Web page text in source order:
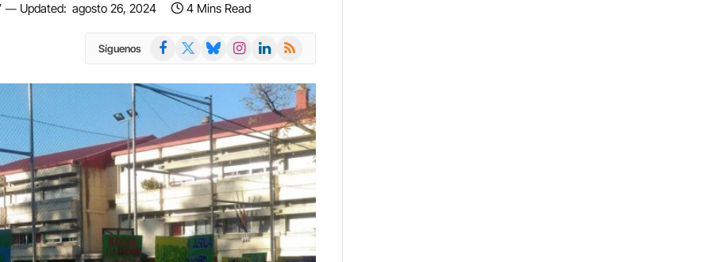
Updated: agosto 26, 2024 4 Mins Read
Síguenos Facebook BlueskyInstagramLinkedIn
RSS